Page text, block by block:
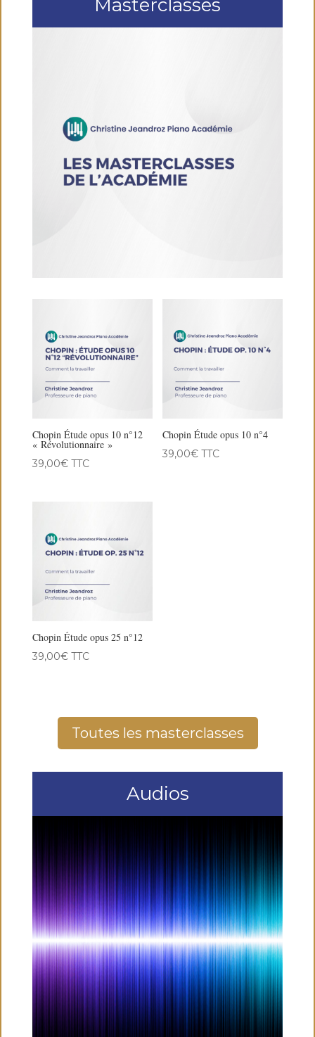
Masterclasses
Chopin Étude opus 10 n°12
« Révolutionnaire »
39,00€ TTC
Chopin Étude opus 10 n°4
39,00€ TTC
Chopin Étude opus 25 n°12
39,00€ TTC
Toutes les masterclasses
Audios